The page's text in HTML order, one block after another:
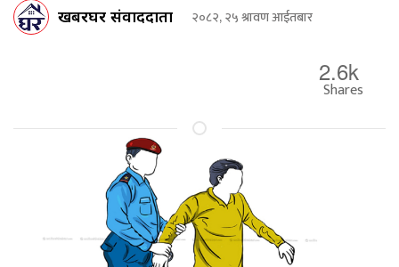
खबरघर संवाददाता २०८२, २५ श्रावण आईतबार
2.6k
Shares